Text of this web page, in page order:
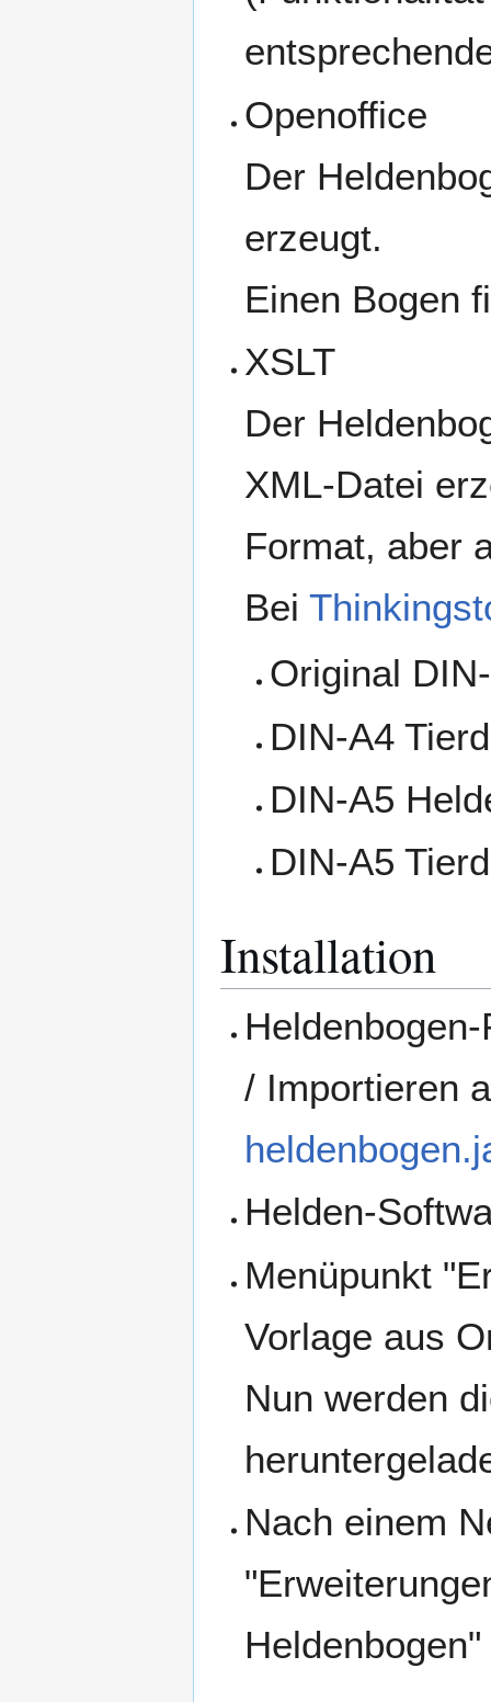
Openoffice
Der
erzeugt.
Einen Bogen
XSLT
Der
XML-Datei
Format, aber
Bei
Original
DIN-A4
DIN-A5
DIN-A5
Installation
/ Importieren
Helden-
Menüpunkt
Vorlage aus
Nun werden
Nach einem